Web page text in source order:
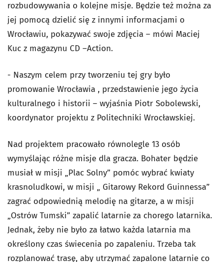
rozbudowywania o kolejne misje. Będzie też można za
jej pomocą dzielić się z innymi informacjami o
Wrocławiu, pokazywać swoje zdjęcia – mówi Maciej
Kuc z magazynu CD –Action.
- Naszym celem przy tworzeniu tej gry było
promowanie Wrocławia , przedstawienie jego życia
kulturalnego i historii – wyjaśnia Piotr Sobolewski,
koordynator projektu z Politechniki Wrocławskiej.
Nad projektem pracowało równolegle 13 osób
wymyślając różne misje dla gracza. Bohater będzie
musiał w misji „Plac Solny” pomóc wybrać kwiaty
krasnoludkowi, w misji „ Gitarowy Rekord Guinnessa”
zagrać odpowiednią melodię na gitarze, a w misji
„Ostrów Tumski” zapalić latarnie za chorego latarnika.
Jednak, żeby nie było za łatwo każda latarnia ma
określony czas świecenia po zapaleniu. Trzeba tak
rozplanować trasę, aby utrzymać zapalone latarnie co